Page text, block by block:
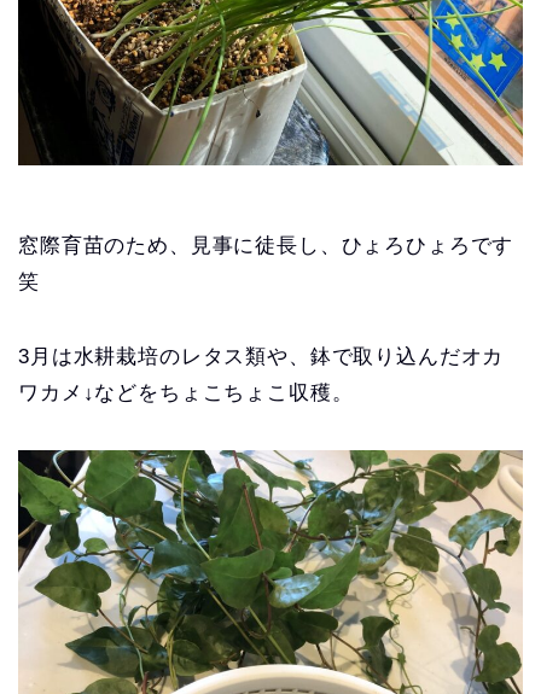
窓際育苗のため、見事に徒長し、ひょろひょろです
笑
3月は水耕栽培のレタス類や、鉢で取り込んだオカ
ワカメ↓などをちょこちょこ収穫。